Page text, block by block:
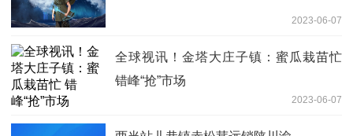
2023-06-07
全球视讯！金塔大庄子镇：蜜瓜栽苗忙
错峰“抢”市场
2023-06-07